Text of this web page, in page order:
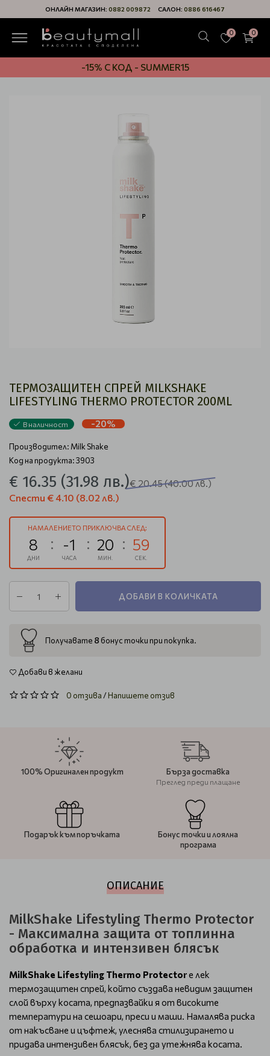
ОНЛАЙН МАГАЗИН: 0882 009872 САЛОН: 0886 616467
0 0
-15% С КОД - SUMMER15
ТЕРМОЗАЩИТЕН СПРЕЙ MILKSHAKE
LIFESTYLING THERMO PROTECTOR 200ML
В наличност -20%
Производител: Milk Shake
Код на продукта: 3903
€ 16.35 (31.98 лв.)€ 20.45(40.00 лв.)
Спести € 4.10 (8.02 лв.)
НАМАЛЕНИЕТО ПРИКЛЮЧВА СЛЕД:
8
ДНИ
-1
ЧАСА
20
МИН.
58
СЕК.
ДОБАВИ В КОЛИЧКАТА
Получавате 8 бонус точки при покупка.
Добави в желани
0 отзива/Напишете отзив
100% Оригинален продукт Бърза доставка
Преглед преди плащане
Подарък към поръчката
Бонус точки и лоялна
програма
ОПИСАНИЕ
MilkShake Lifestyling Thermo Protector
- Максимална защита от топлинна
обработка и интензивен блясък
MilkShake Lifestyling Thermo Protectorе лек
термозащитен спрей, който създава невидим защитен
слой върху косата, предпазвайки я от високите
температури на сешоари, преси и маши. Намалява риска
от накъсване и цъфтеж, улеснява стилизирането и
придава интензивен блясък, без да утежнява косата.